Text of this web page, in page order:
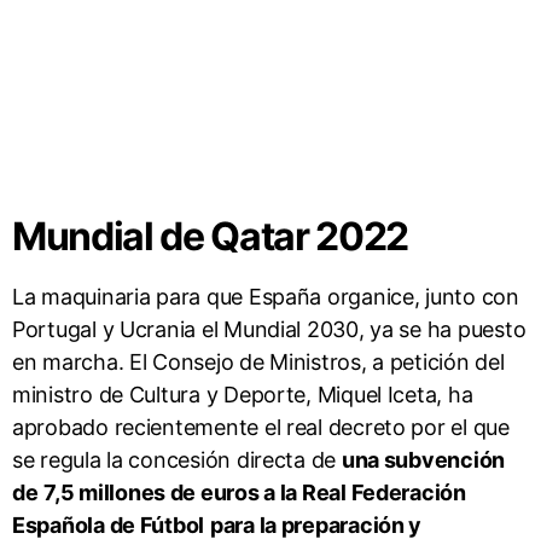
Mundial de Qatar 2022
La maquinaria para que España organice, junto con
Portugal y Ucrania el Mundial 2030, ya se ha puesto
en marcha. El Consejo de Ministros, a petición del
ministro de Cultura y Deporte, Miquel Iceta, ha
aprobado recientemente el real decreto por el que
se regula la concesión directa de una subvención
de 7,5 millones de euros a la Real Federación
Española de Fútbol para la preparación y